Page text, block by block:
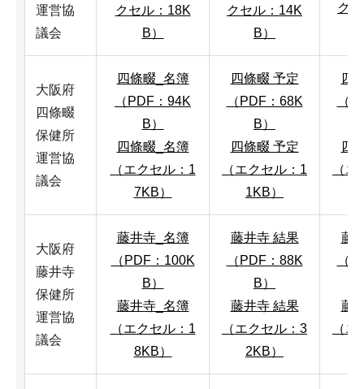
運営協
議会
クセル：18K
B）
クセル：14K
B）
ク
大阪府
四條畷
保健所
運営協
議会
四條畷_名簿
（PDF：94K
B）
四條畷_名簿
（エクセル：1
7KB）
四條畷 予定
（PDF：68K
B）
四條畷 予定
（エクセル：1
1KB）
四
（
四
（
大阪府
藤井寺
保健所
運営協
議会
藤井寺_名簿
（PDF：100K
B）
藤井寺_名簿
（エクセル：1
8KB）
藤井寺 結果
（PDF：88K
B）
藤井寺 結果
（エクセル：3
2KB）
藤
（
藤
（